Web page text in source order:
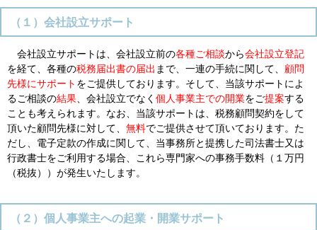
（１）会社設立サポート
会社設立サポートは、会社設立前の各種ご相談から会社設立登記
を経て、各種の税務届出書の届出 まで、一連の手続に関して、 顧問
先様にサポート をご提供しております。そして、当該サポートによ
るご相談の結果 、会社設立でなく 個人事業主での開業をご提案する
ことも考えられます。なお、当該サポートは、税務顧問契約をして
頂いた顧問先様に対して、 無料でご提供させて頂いております。た
だし、電子定款の作成に関して、当事務所と提携した司法書士又は
行政書士をご利用する場合、これら専門家への事務手数料（１万円
（税抜））が発生いたします。
（２）個人事業主への起業・開業サポート